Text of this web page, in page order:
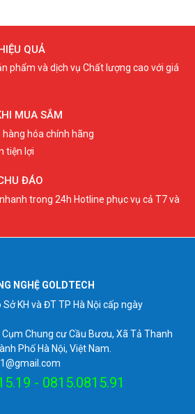
QUẢ
phẩm và dịch vụ Chất lượng cao với giá
MUA SẮM
hàng hóa chính hãng
tiện lợi
ĐÁO
trong 24h Hotline phục vụ cả T7 và
NGHỆ GOLDTECH
KH và ĐT TP Hà Nội cấp ngày
Cụm Chung cư Cầu Bươu, Xã Tả Thanh
Phố Hà Nội, Việt Nam.
- 0815.0815.91